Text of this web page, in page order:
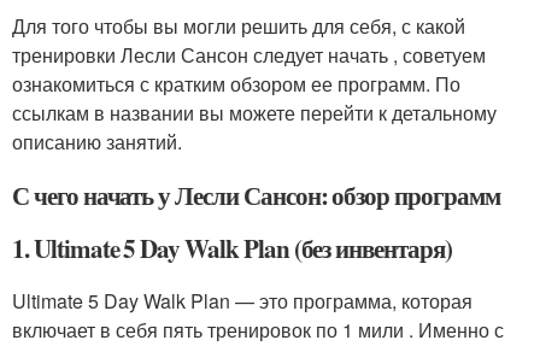
Для того чтобы вы могли решить для себя, с какой
тренировки Лесли Сансон следует начать , советуем
ознакомиться с кратким обзором ее программ. По
ссылкам в названии вы можете перейти к детальному
описанию занятий.
С чего начать у Лесли Сансон: обзор программ
1. Ultimate 5 Day Walk Plan (без инвентаря)
Ultimate 5 Day Walk Plan — это программа, которая
включает в себя пять тренировок по 1 мили . Именно с